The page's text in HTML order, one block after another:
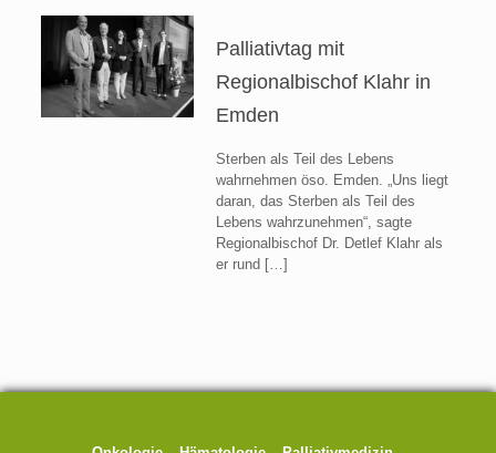
Palliativtag mit
Regionalbischof Klahr in
Emden
Sterben als Teil des Lebens
wahrnehmen öso. Emden. „Uns liegt
daran, das Sterben als Teil des
Lebens wahrzunehmen“, sagte
Regionalbischof Dr. Detlef Klahr als
er rund […]